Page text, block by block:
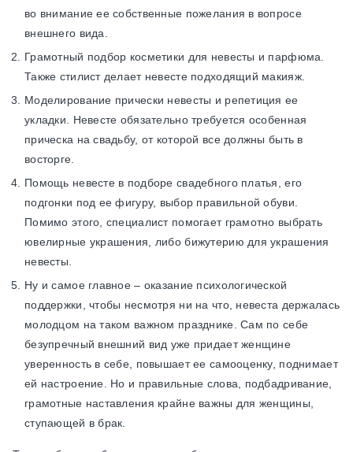
во внимание ее собственные пожелания в вопросе
внешнего вида.
Грамотный подбор косметики для невесты и парфюма.
Также стилист делает невесте подходящий макияж.
Моделирование прически невесты и репетиция ее
укладки. Невесте обязательно требуется особенная
прическа на свадьбу, от которой все должны быть в
восторге.
Помощь невесте в подборе свадебного платья, его
подгонки под ее фигуру, выбор правильной обуви.
Помимо этого, специалист помогает грамотно выбрать
ювелирные украшения, либо бижутерию для украшения
невесты.
Ну и самое главное – оказание психологической
поддержки, чтобы несмотря ни на что, невеста держалась
молодцом на таком важном празднике. Сам по себе
безупречный внешний вид уже придает женщине
уверенность в себе, повышает ее самооценку, поднимает
ей настроение. Но и правильные слова, подбадривание,
грамотные наставления крайне важны для женщины,
ступающей в брак.